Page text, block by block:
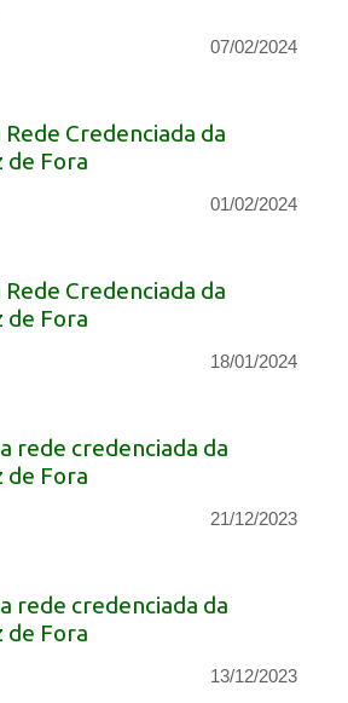
07/02/2024
Credenciada da
de Fora
01/02/2024
Credenciada da
de Fora
18/01/2024
rede credenciada da
de Fora
21/12/2023
rede credenciada da
de Fora
13/12/2023